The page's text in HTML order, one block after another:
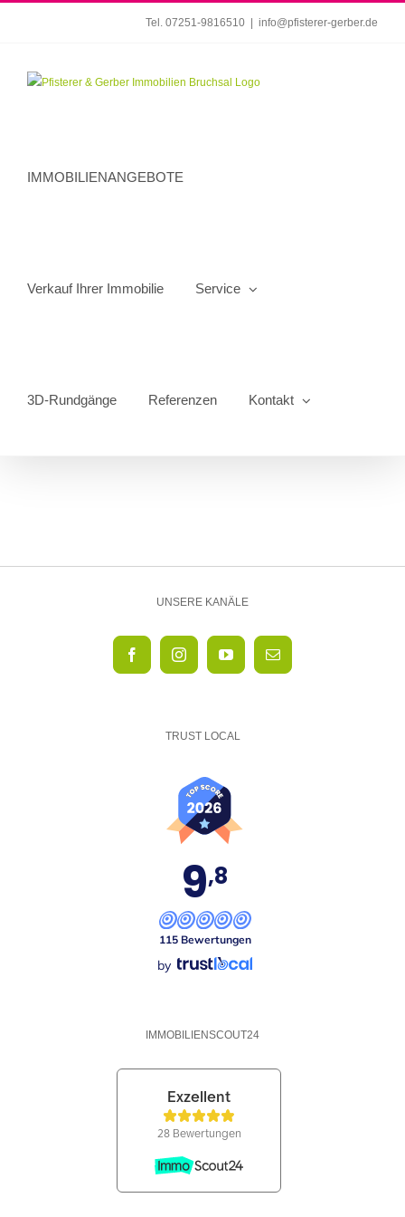
Tel. 07251-9816510 info@pfisterer-gerber.de
IMMOBILIENANGEBOTE
Verkauf Ihrer Immobilie Service
3D-Rundgänge Referenzen Kontakt
UNSERE KANÄLE
TRUST LOCAL
9,8
115 Bewertungen
by
IMMOBILIENSCOUT24